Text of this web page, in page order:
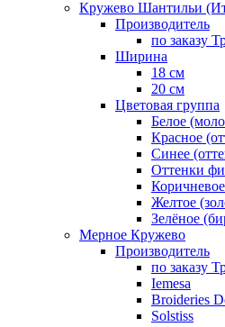
Кружево Шантильи
Производитель
по заказу
Ширина
18 см
20 см
Цветовая группа
Белое
Красное
Синее
Оттенки
Желтое
Зелёное
Мерное Кружево
Производитель
по заказу
Iemesa
Broideries
Solstiss